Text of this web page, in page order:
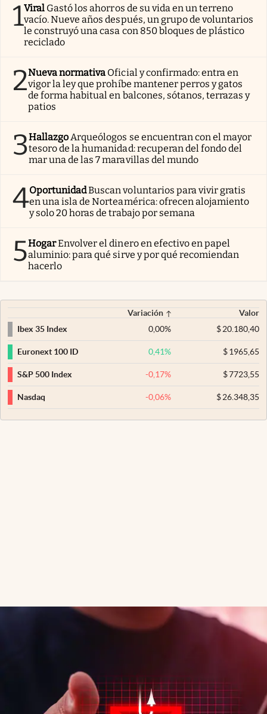
1Viral Gastó los ahorros de su vida en un terreno
vacío. Nueve años después, un grupo de voluntarios
le construyó una casa con 850 bloques de plástico
reciclado
2Nueva normativa Oficial y confirmado: entra en
vigor la ley que prohíbe mantener perros y gatos
de forma habitual en balcones, sótanos, terrazas y
patios
3Hallazgo Arqueólogos se encuentran con el mayor
tesoro de la humanidad: recuperan del fondo del
mar una de las 7 maravillas del mundo
4OportunidadBuscan voluntarios para vivir gratis
en una isla de Norteamérica: ofrecen alojamiento
y solo 20 horas de trabajo por semana
5HogarEnvolver el dinero en efectivo en papel
aluminio: para qué sirve y por qué recomiendan
hacerlo
Variación
Valor
Ibex 35 Index
0,00% $20.180,40
Euronext 100 ID 0,41% $1965,65
S&P 500 Index -0,17% $7723,55
Nasdaq -0,06% $26.348,35